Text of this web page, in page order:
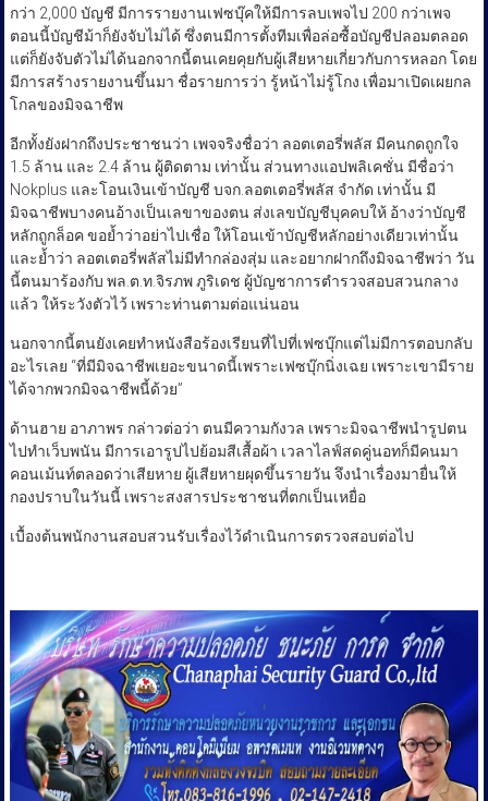
กว่า 2,000 บัญชี มีการรายงานเฟซบุ๊คให้มีการลบเพจไป 200 กว่าเพจ
ตอนนี้บัญชีม้าก็ยังจับไม่ได้ ซึ่งตนมีการตั้งทีมเพื่อล่อซื้อบัญชีปลอมตลอด
แต่ก็ยังจับตัวไม่ได้นอกจากนี้ตนเคยคุยกับผู้เสียหายเกี่ยวกับการหลอก โดย
มีการสร้างรายงานขึ้นมา ชื่อรายการว่า รู้หน้าไม่รู้โกง เพื่อมาเปิดเผยกล
โกลของมิจฉาชีพ
อีกทั้งยังฝากถึงประชาชนว่า เพจจริงชื่อว่า ลอตเตอรี่พลัส มีคนกดถูกใจ
1.5 ล้าน และ 2.4 ล้าน ผู้ติดตาม เท่านั้น ส่วนทางแอปพลิเคชั่น มีชื่อว่า
Nokplus และโอนเงินเข้าบัญชี บจก.ลอตเตอรี่พลัส จำกัด เท่านั้น มี
มิจฉาชีพบางคนอ้างเป็นเลขาของตน ส่งเลขบัญชีบุคคบให้ อ้างว่าบัญชี
หลักถูกล็อค ขอย้ำว่าอย่าไปเชื่อ ให้โอนเข้าบัญชีหลักอย่างเดียวเท่านั้น
และย้ำว่า ลอตเตอรี่พลัสไม่มีทำกล่องสุ่ม และอยากฝากถึงมิจฉาชีพว่า วัน
นี้ตนมาร้องกับ พล.ต.ท.จิรภพ ภูริเดช ผู้บัญชาการตำรวจสอบสวนกลาง
แล้ว ให้ระวังตัวไว้ เพราะท่านตามต่อแน่นอน
นอกจากนี้ตนยังเคยทำหนังสือร้องเรียนที่ไปที่เฟซบุ๊กแต่ไม่มีการตอบกลับ
อะไรเลย “ที่มีมิจฉาชีพเยอะขนาดนี้เพราะเฟซบุ๊กนิ่งเฉย เพราะเขามีราย
ได้จากพวกมิจฉาชีพนี้ด้วย”
ด้านฮาย อาภาพร กล่าวต่อว่า ตนมีความกังวล เพราะมิจฉาชีพนำรูปตน
ไปทำเว็บพนัน มีการเอารูปไปย้อมสีเสื้อผ้า เวลาไลฟ์สดคู่นอทก็มีคนมา
คอนเม้นท์ตลอดว่าเสียหาย ผู้เสียหายผุดขึ้นรายวัน จึงนำเรื่องมายื่นให้
กองปราบในวันนี้ เพราะสงสารประชาชนที่ตกเป็นเหยื่อ
เบื้องต้นพนักงานสอบสวนรับเรื่องไว้ดำเนินการตรวจสอบต่อไป